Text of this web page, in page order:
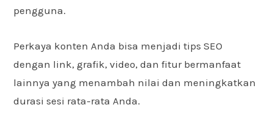
pengguna.
Perkaya konten Anda bisa menjadi tips SEO
dengan link, grafik, video, dan fitur bermanfaat
lainnya yang menambah nilai dan meningkatkan
durasi sesi rata-rata Anda.